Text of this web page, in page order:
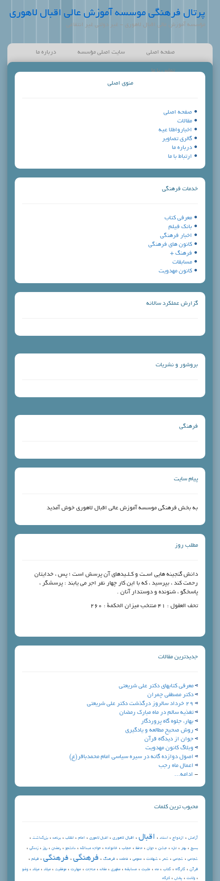
پرتال فرهنگی موسسه آموزش عالی اقبال لاهوری
مؤسسه آموزش عالی اقبال لاهوری - غیر دولتی غیر انتفاعی
صفحه اصلی سایت اصلی مؤسسه درباره ما
تماس با ما
منوی اصلی
صفحه اصلی
مقالات
اخبارواطلا عيه
گالری تصاویر
درباره ما
ارتباط با ما
خدمات فرهنگي
معرفي كتاب
بانك فيلم
اخبار فرهنگي
كانون هاي فرهنگي
فرهنگ +
مسابقات
کانون مهدویت
گزارش عملكرد سالانه
بروشور و نشريات
فرهنگي
پیام سایت
به بخش فرهنگی موسسه آموزش عالی اقبال لاهوری خوش آمدید
مطلب روز
دانش گنجینه‏ هایى اسـت و کـلـیدهاى آن پرسش است ؛ پس ، خدایتان
رحمت کند ، بپرسید ، که با این کار چهار نفر اجر مى‏ یابند : پرسشگر ،
پاسخگو ، شنونده و دوستدار آنان .
تحف العقول : ۴۱ منتخب میزان الحکمة : ۲۶۰
جدیدترین مقالات
معرفی کتابهای دکتر علی شریعتی
دکتر مصطفی چمران
29 خرداد سالروز درگذشت دکتر علی شریعتی
تغذیه سالم در ماه مبارک رمضان
بهار، جلوه گاه پروردگار
روش صحیح مطالعه و یادگیری
جوان از ديدگاه قرآن
وبلاگ کانون مهدویت
اصول دوازده گانه در سیره سیاسی امام محمدباقر(ع)
اعمال ماه رجب
- ادامه...
محبوب ترین کلمات
آرامش ، ازدواج ، استاد ، اقبال ، اقبال لاهوري ، اقبال لاهوری ، امام ، انقلاب ، برنامه ، بزرگداشت ،
بسیج ، بهار ، تازه ، جشن ، جوان ، حافظ ، حجاب ، خانواده ، خواجه عبدالله ، دانشجو ، رمضان ، روز ، زندگي ،
شجاعي ، شجاعی ، شعر ، شهادت ، عمومي ، فاطمه ، فرهنگ ، فرهنگي ، فرهنگی ، فيلم ،
قرآن ، كارگاه ، كتاب ، ماه ، مثبت ، مسابقه ، مطهري ، مقاله ، مناجات ، مهارت ، موفقيت ، ميلاد ، میلاد ، وضو
، ولادت ، پخش ، کارگاه